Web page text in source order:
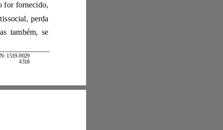
ISSN: 1519-
9029
4318
Além disso, se o ambiente confortável correto para um adolescente não for fornecido,
esse vício pode passar para a idade adulta, o que acarretará comportamento antissocial, perda
s social e outros problemas associados à esfera social da vida. Mas também, se